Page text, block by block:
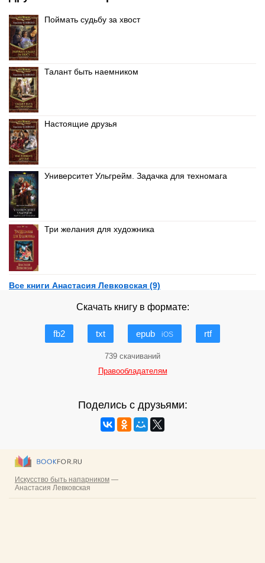
Поймать судьбу за хвост
Талант быть наемником
Настоящие друзья
Университет Ульгрейм. Задачка для техномага
Три желания для художника
Все книги Анастасия Левковская (9)
Скачать книгу в формате:
fb2 txt epub iOS rtf
739 скачиваний
Правообладателям
Поделись с друзьями: